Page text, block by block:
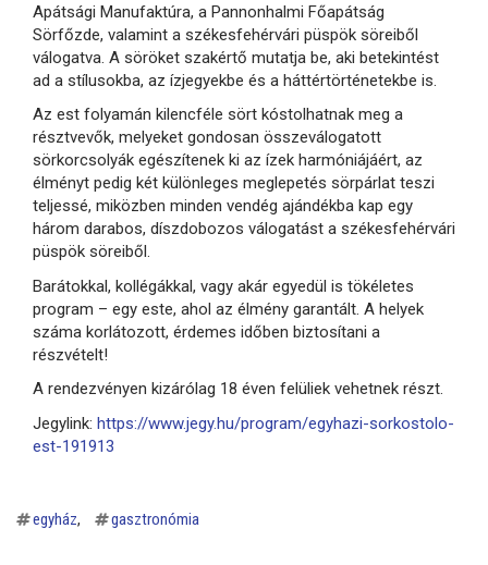
Apátsági Manufaktúra, a Pannonhalmi Főapátság
Sörfőzde, valamint a székesfehérvári püspök söreiből
válogatva. A söröket szakértő mutatja be, aki betekintést
ad a stílusokba, az ízjegyekbe és a háttértörténetekbe is.
Az est folyamán kilencféle sört kóstolhatnak meg a
résztvevők, melyeket gondosan összeválogatott
sörkorcsolyák egészítenek ki az ízek harmóniájáért, az
élményt pedig két különleges meglepetés sörpárlat teszi
teljessé, miközben minden vendég ajándékba kap egy
három darabos, díszdobozos válogatást a székesfehérvári
püspök söreiből.
Barátokkal, kollégákkal, vagy akár egyedül is tökéletes
program – egy este, ahol az élmény garantált. A helyek
száma korlátozott, érdemes időben biztosítani a
részvételt!
A rendezvényen kizárólag 18 éven felüliek vehetnek részt.
Jegylink: https://www.jegy.hu/program/egyhazi-sorkostolo-
est-191913
egyház gasztronómia